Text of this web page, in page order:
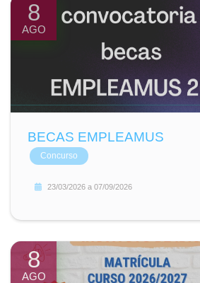
8
AGO
BECAS EMPLEAMUS
Concurso
23/03/2026 a 07/09/2026
8
AGO